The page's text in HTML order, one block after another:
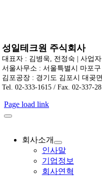
성일테크원 주식회사
대표자 : 김병욱, 전정숙 | 사업자
서울사무소 : 서울특별시 마포
김포공장 : 경기도 김포시 대곶
Tel. 02-333-1615 / Fax. 02-337-
Page load link
회사소개
인사말
기업정보
회사연혁